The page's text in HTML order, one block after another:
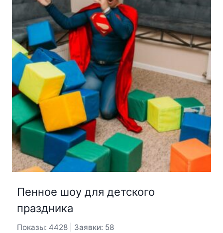
Пенное шоу для детского
праздника
Показы: 4428 | Заявки: 58